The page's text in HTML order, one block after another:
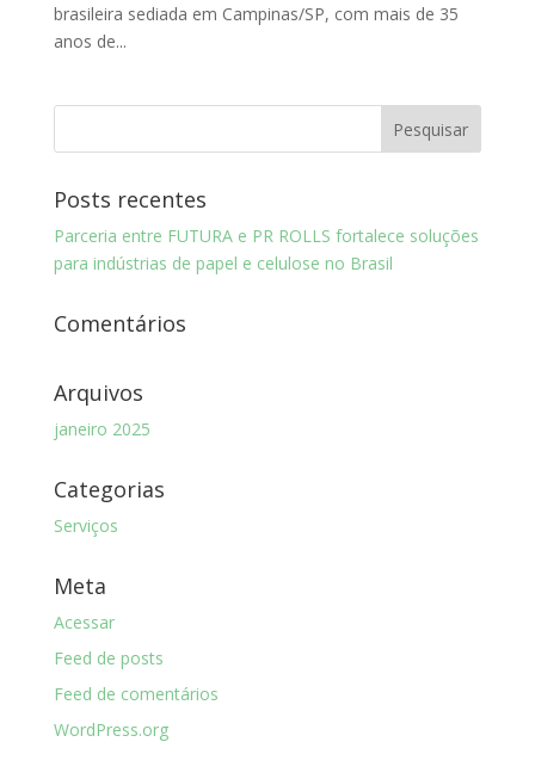
brasileira sediada em Campinas/SP, com mais de 35
anos de...
Posts recentes
Parceria entre FUTURA e PR ROLLS fortalece soluções
para indústrias de papel e celulose no Brasil
Comentários
Arquivos
janeiro 2025
Categorias
Serviços
Meta
Acessar
Feed de posts
Feed de comentários
WordPress.org